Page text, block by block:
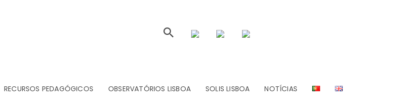
RECURSOS PEDAGÓGICOS OBSERVATÓRIOS LISBOA SOLIS LISBOA NOTÍCIAS